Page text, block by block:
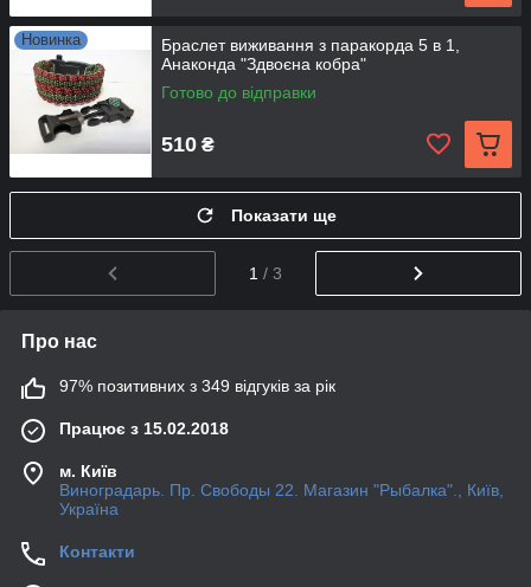
Новинка
Браслет виживання з паракорда 5 в 1,
Анаконда "Здвоєна кобра"
Готово до відправки
510 ₴
Показати ще
1 / 3
Про нас
97% позитивних з 349 відгуків за рік
Працює з 15.02.2018
м. Київ
Виноградарь. Пр. Свободы 22. Магазин "Рыбалка"., Київ,
Україна
Контакти